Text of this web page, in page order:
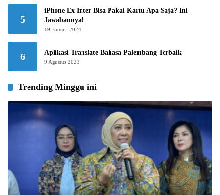
5
iPhone Ex Inter Bisa Pakai Kartu Apa Saja? Ini
Jawabannya!
19 Januari 2024
6 Aplikasi Translate Bahasa Palembang Terbaik
9 Agustus 2023
Trending Minggu ini